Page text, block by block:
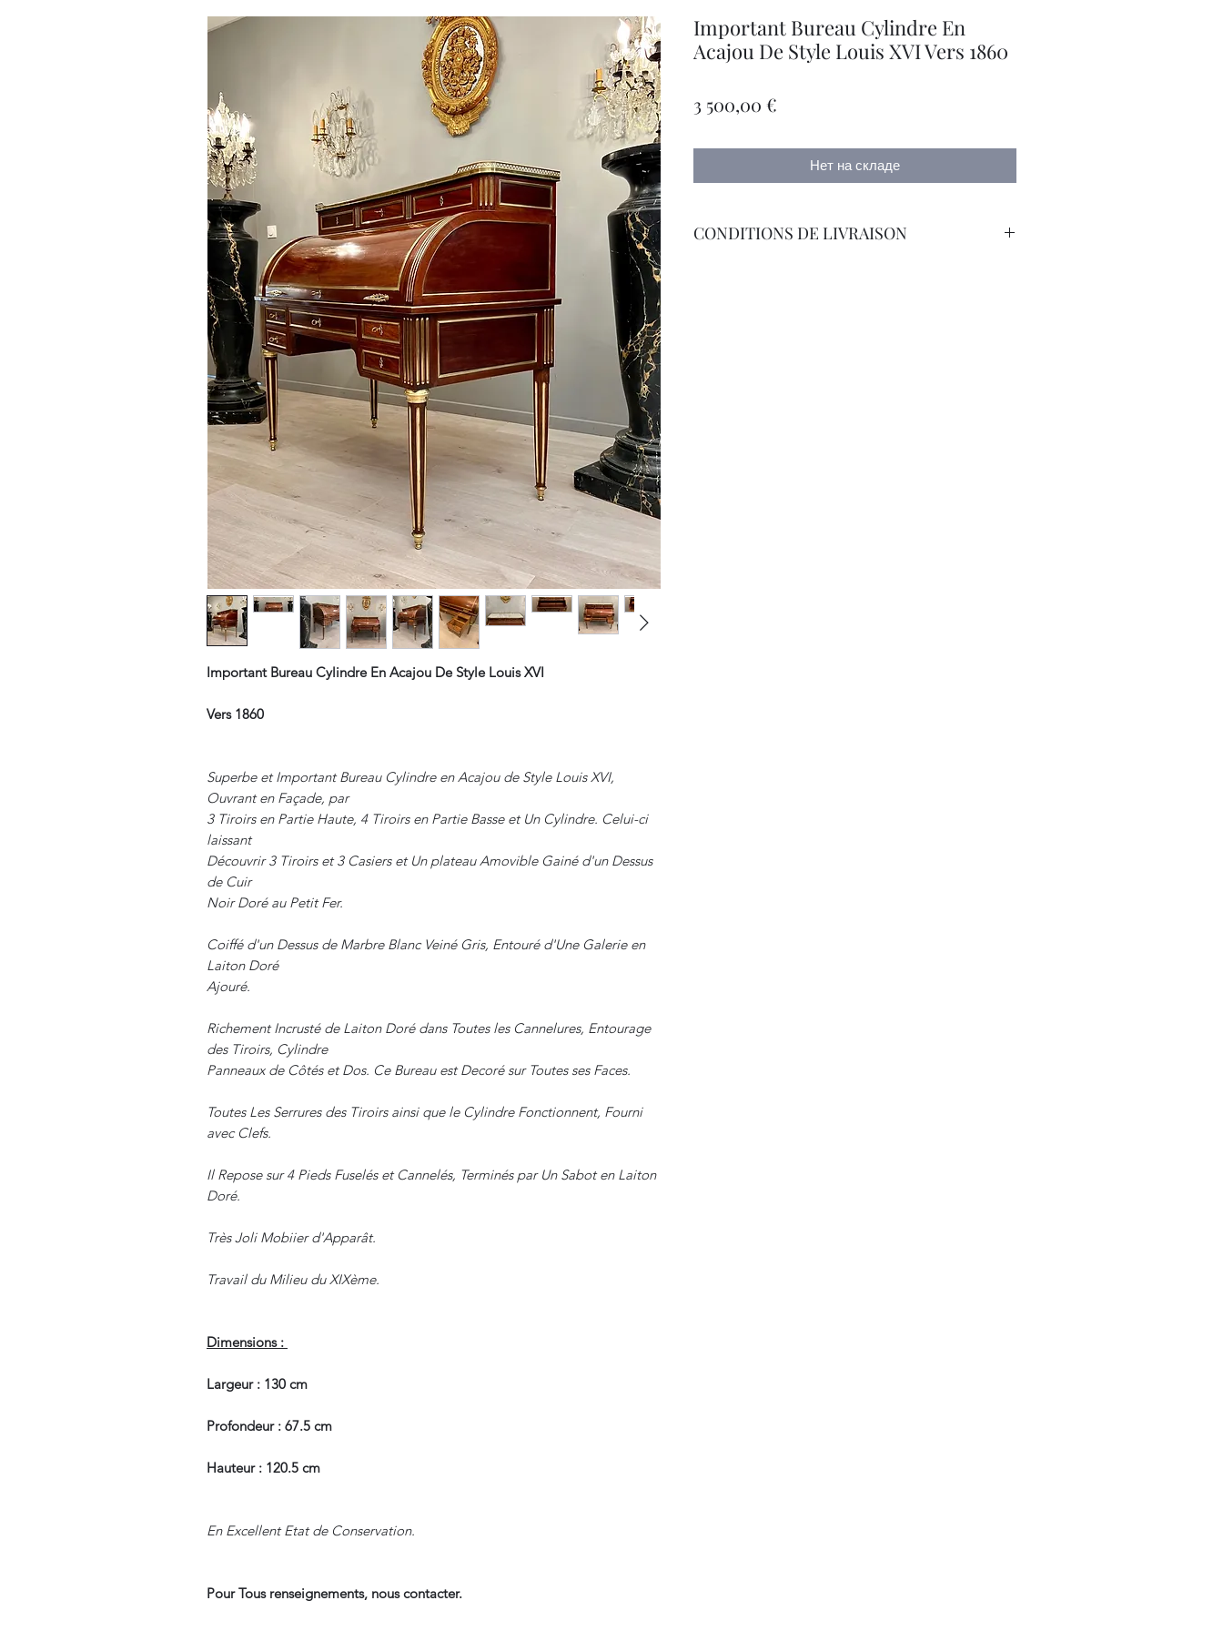
Important Bureau Cylindre En Acajou De Style Louis XVI
Vers 1860
Superbe et Important Bureau Cylindre en Acajou de Style Louis XVI,
Ouvrant en Façade, par
3 Tiroirs en Partie Haute, 4 Tiroirs en Partie Basse et Un Cylindre. Celui-ci
laissant
Découvrir 3 Tiroirs et 3 Casiers et Un plateau Amovible Gainé d'un Dessus
de Cuir
Noir Doré au Petit Fer.
Coiffé d'un Dessus de Marbre Blanc Veiné Gris, Entouré d'Une Galerie en
Laiton Doré
Ajouré.
Richement Incrusté de Laiton Doré dans Toutes les Cannelures, Entourage
des Tiroirs, Cylindre
Panneaux de Côtés et Dos. Ce Bureau est Decoré sur Toutes ses Faces.
Toutes Les Serrures des Tiroirs ainsi que le Cylindre Fonctionnent, Fourni
avec Clefs.
Il Repose sur 4 Pieds Fuselés et Cannelés, Terminés par Un Sabot en Laiton
Doré.
Très Joli Mobiier d'Apparât.
Travail du Milieu du XIXème.
Dimensions :
Largeur : 130 cm
Profondeur : 67.5 cm
Hauteur : 120.5 cm
En Excellent Etat de Conservation.
Pour Tous renseignements, nous contacter.
Important Bureau Cylindre En
Acajou De Style Louis XVI Vers 1860
3 500,00 €
Нет на складе
CONDITIONS DE LIVRAISON